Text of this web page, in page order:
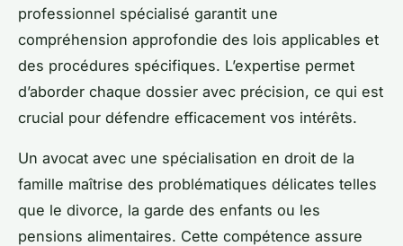
professionnel spécialisé garantit une
compréhension approfondie des lois applicables et
des procédures spécifiques. L’expertise permet
d’aborder chaque dossier avec précision, ce qui est
crucial pour défendre efficacement vos intérêts.
Un avocat avec une spécialisation en droit de la
famille maîtrise des problématiques délicates telles
que le divorce, la garde des enfants ou les
pensions alimentaires. Cette compétence assure